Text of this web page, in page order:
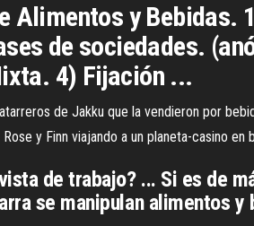
Alimentos y
de sociedades.
4) Fijación ...
de Jakku que la vendieron por
y Finn viajando a un planeta-casino en
de trabajo? ... Si es de
se manipulan alimentos